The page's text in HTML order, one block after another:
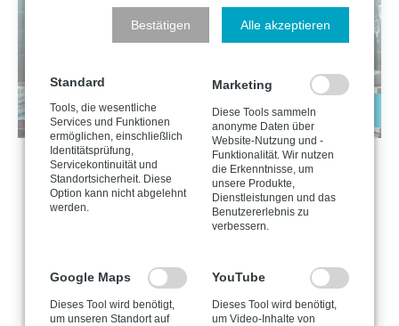
GESUNDHEITSWESEN, IT-SICHERHEIT
Wie kann ich medizinische Geräte gegen
Hackerangriffe absichern?
Hacking betrifft nicht nur Server oder Arbeitsplätze in
innerhalb eines Netzwerks kompromittieren und
lahmlegen. Das ist kann dramatische Folgen haben!
Bestätigen Alle akzeptieren
Standard
Tools, die wesentliche
Services und Funktionen
ermöglichen, einschließlich
Identitätsprüfung,
Servicekontinuität und
Standortsicherheit. Diese
Option kann nicht abgelehnt
werden.
Marketing
Diese Tools sammeln
anonyme Daten über
Website-Nutzung und -
Funktionalität. Wir nutzen
die Erkenntnisse, um
unsere Produkte,
Dienstleistungen und das
Benutzererlebnis zu
verbessern.
Google Maps
Dieses Tool wird benötigt,
um unseren Standort auf
YouTube
Dieses Tool wird benötigt,
um Video-Inhalte von